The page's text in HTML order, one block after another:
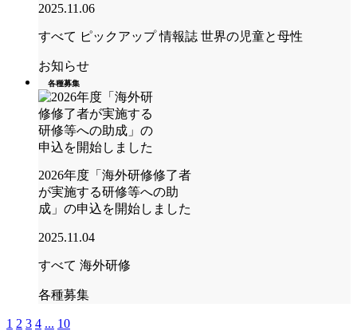
2025.11.06
すべて ピックアップ 情報誌 世界の児童と母性
お知らせ
各種募集
2026年度「海外研修修了者
が実施する研修等への助
成」の申込を開始しました
2025.11.04
すべて 海外研修
各種募集
1 2 3 4 ... 10